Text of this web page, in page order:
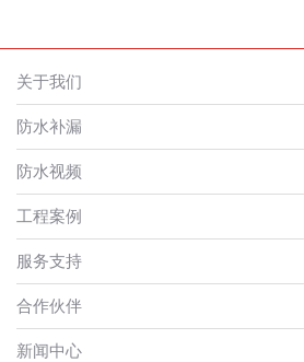
关于我们
防水补漏
防水视频
工程案例
服务支持
合作伙伴
新闻中心